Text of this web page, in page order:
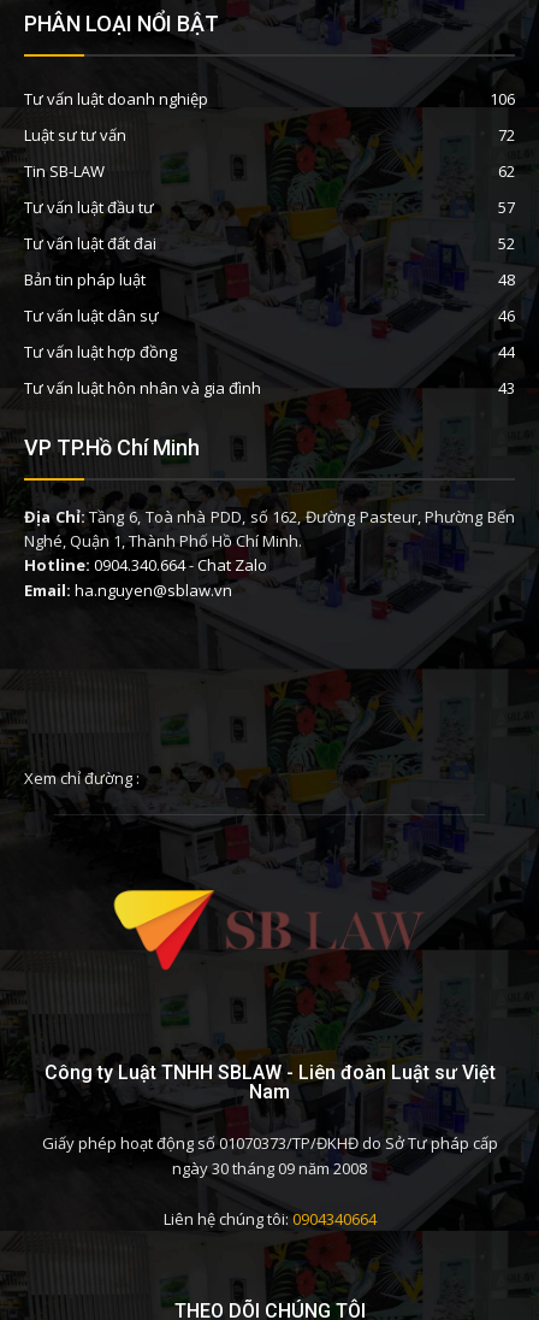
PHÂN LOẠI NỔI BẬT
Tư vấn luật doanh nghiệp
106
Luật sư tư vấn
72
Tin SB-LAW
62
Tư vấn luật đầu tư
57
Tư vấn luật đất đai
52
Bản tin pháp luật
48
Tư vấn luật dân sự
46
Tư vấn luật hợp đồng
44
Tư vấn luật hôn nhân và gia đình
43
VP TP.Hồ Chí Minh
Địa Chỉ:Tầng 6, Toà nhà PDD, số 162, Đường Pasteur, Phường Bến
Nghé, Quận 1, Thành Phố Hồ Chí Minh.
Hotline: 0904.340.664-Chat Zalo
Email: ha.nguyen@sblaw.vn
Xem chỉ đường :
Công ty Luật TNHH SBLAW - Liên đoàn Luật sư Việt
Nam
Giấy phép hoạt động số 01070373/TP/ĐKHĐ do Sở Tư pháp cấp
ngày 30 tháng 09 năm 2008
Liên hệ chúng tôi: 0904340664
THEO DÕI CHÚNG TÔI